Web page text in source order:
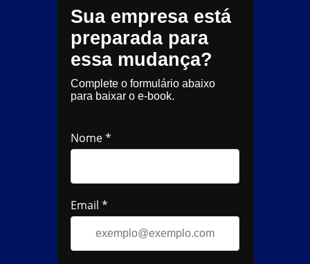
Sua empresa está
preparada para
essa mudança?
Complete o formulário abaixo
para baixar o e-book.
Nome *
Email *